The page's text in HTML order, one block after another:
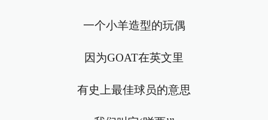
一个小羊造型的玩偶
因为GOAT在英文里
有史上最佳球员的意思